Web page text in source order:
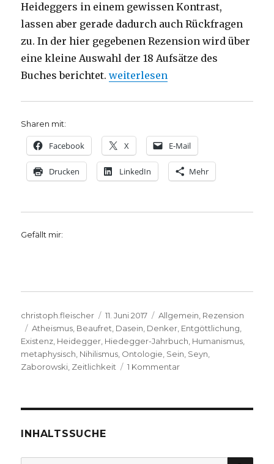
Heideggers in einem gewissen Kontrast,
lassen aber gerade dadurch auch Rückfragen
zu. In der hier gegebenen Rezension wird über
eine kleine Auswahl der 18 Aufsätze des
Buches berichtet.„Heideggers Anstöße für die
weiterlesen
Sharen mit:
Facebook X E-Mail
Drucken LinkedIn Mehr
Gefällt mir:
Autor
christoph.fleischer
Veröffentlicht
am
11. Juni 2017 Kategorien
Allgemein Rezension
Schlagwörter
Atheismus Beaufret Dasein Denker Entgöttlichung
Existenz Heidegger Hiedegger-Jahrbuch Humanismus
metaphysisch Nihilismus Ontologie Sein Seyn
Zaborowski Zeitlichkeit 1 Kommentarzu
von
INHALTSSUCHE